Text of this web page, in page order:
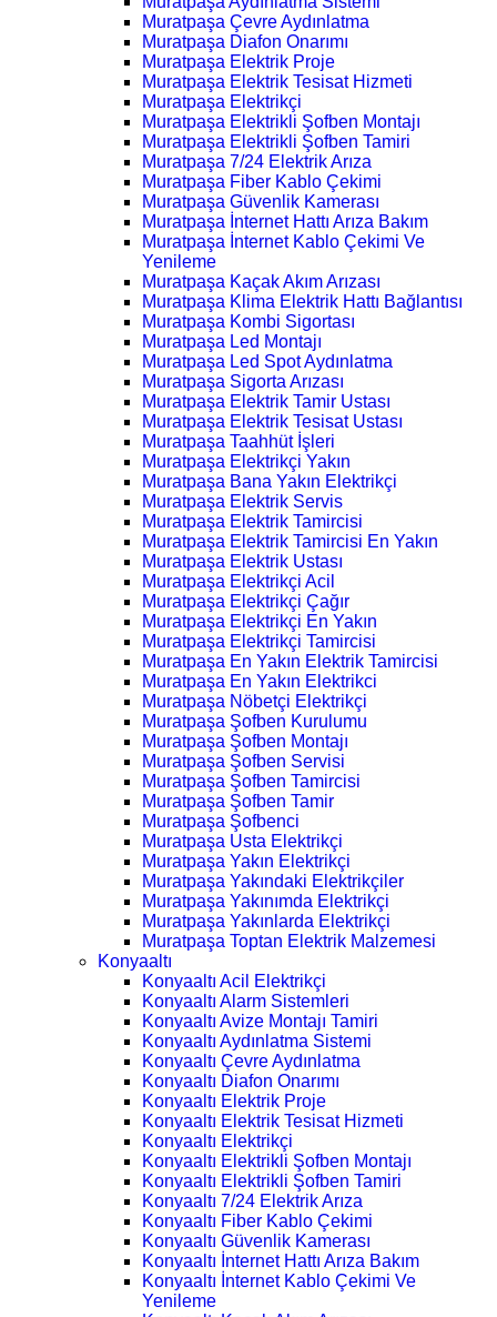
Muratpaşa Çevre Aydınlatma
Muratpaşa Diafon Onarımı
Muratpaşa Elektrik Proje
Muratpaşa Elektrik Tesisat Hizmeti
Muratpaşa Elektrikçi
Muratpaşa Elektrikli Şofben Montajı
Muratpaşa Elektrikli Şofben Tamiri
Muratpaşa 7/24 Elektrik Arıza
Muratpaşa Fiber Kablo Çekimi
Muratpaşa Güvenlik Kamerası
Muratpaşa İnternet Hattı Arıza Bakım
Muratpaşa İnternet Kablo Çekimi Ve
Yenileme
Muratpaşa Kaçak Akım Arızası
Muratpaşa Klima Elektrik Hattı Bağlantısı
Muratpaşa Kombi Sigortası
Muratpaşa Led Montajı
Muratpaşa Led Spot Aydınlatma
Muratpaşa Sigorta Arızası
Muratpaşa Elektrik Tamir Ustası
Muratpaşa Elektrik Tesisat Ustası
Muratpaşa Taahhüt İşleri
Muratpaşa Elektrikçi Yakın
Muratpaşa Bana Yakın Elektrikçi
Muratpaşa Elektrik Servis
Muratpaşa Elektrik Tamircisi
Muratpaşa Elektrik Tamircisi En Yakın
Muratpaşa Elektrik Ustası
Muratpaşa Elektrikçi Acil
Muratpaşa Elektrikçi Çağır
Muratpaşa Elektrikçi En Yakın
Muratpaşa Elektrikçi Tamircisi
Muratpaşa En Yakın Elektrik Tamircisi
Muratpaşa En Yakın Elektrikci
Muratpaşa Nöbetçi Elektrikçi
Muratpaşa Şofben Kurulumu
Muratpaşa Şofben Montajı
Muratpaşa Şofben Servisi
Muratpaşa Şofben Tamircisi
Muratpaşa Şofben Tamir
Muratpaşa Şofbenci
Muratpaşa Usta Elektrikçi
Muratpaşa Yakın Elektrikçi
Muratpaşa Yakındaki Elektrikçiler
Muratpaşa Yakınımda Elektrikçi
Muratpaşa Yakınlarda Elektrikçi
Muratpaşa Toptan Elektrik Malzemesi
Konyaaltı
Konyaaltı Acil Elektrikçi
Konyaaltı Alarm Sistemleri
Konyaaltı Avize Montajı Tamiri
Konyaaltı Aydınlatma Sistemi
Konyaaltı Çevre Aydınlatma
Konyaaltı Diafon Onarımı
Konyaaltı Elektrik Proje
Konyaaltı Elektrik Tesisat Hizmeti
Konyaaltı Elektrikçi
Konyaaltı Elektrikli Şofben Montajı
Konyaaltı Elektrikli Şofben Tamiri
Konyaaltı 7/24 Elektrik Arıza
Konyaaltı Fiber Kablo Çekimi
Konyaaltı Güvenlik Kamerası
Konyaaltı İnternet Hattı Arıza Bakım
Konyaaltı İnternet Kablo Çekimi Ve
Yenileme